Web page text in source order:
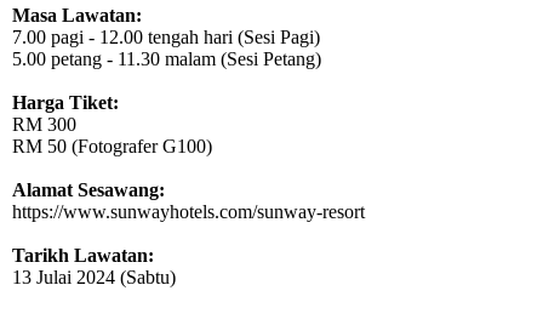
Masa Lawatan:
7.00 pagi - 12.00 tengah hari (Sesi Pagi)
5.00 petang - 11.30 malam (Sesi Petang)
Harga Tiket:
RM 300
RM 50 (Fotografer G100)
Alamat Sesawang:
https://www.sunwayhotels.com/sunway-resort
Tarikh Lawatan:
13 Julai 2024 (Sabtu)